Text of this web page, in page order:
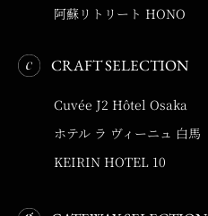
阿蘇リトリート HONO
CRAFT SELECTION
Cuvée J2 Hôtel Osaka
ホテル ラ ヴィーニュ 白馬
KEIRIN HOTEL 10